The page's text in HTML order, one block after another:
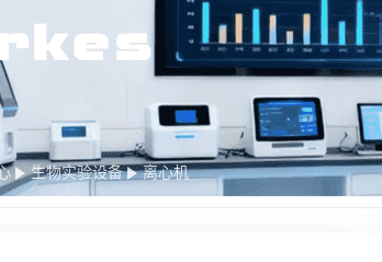
生物实验设备 离心机